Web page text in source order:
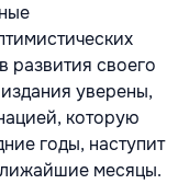
развития своего
уверены,
которую
годы, наступит
месяцы.